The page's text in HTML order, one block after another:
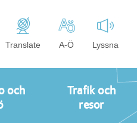
Translate A-Ö Lyssna
och
Trafik och
resor